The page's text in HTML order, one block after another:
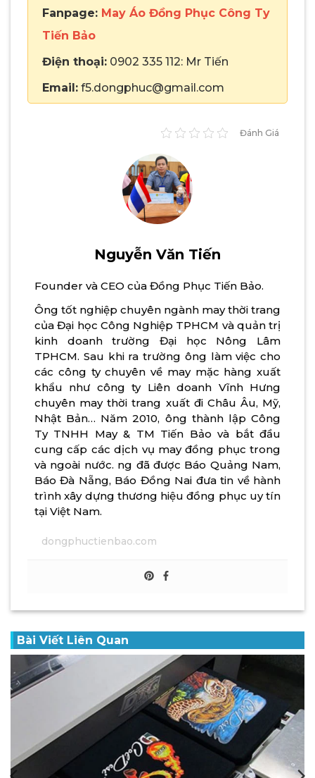
Fanpage: May Áo Đồng Phục Công Ty
Tiến Bảo
Điện thoại: 0902 335 112: Mr Tiến
Email: f5.dongphuc@gmail.com
Đánh Giá
Nguyễn Văn Tiến
Founder và CEO của Đồng Phục Tiến Bảo.
Ông tốt nghiệp chuyên ngành may thời trang
của Đại học Công Nghiệp TPHCM và quản trị
kinh doanh trường Đại học Nông Lâm
TPHCM. Sau khi ra trường ông làm việc cho
các công ty chuyên về may mặc hàng xuất
khẩu như công ty Liên doanh Vĩnh Hưng
chuyên may thời trang xuất đi Châu Âu, Mỹ,
Nhật Bản… Năm 2010, ông thành lập Công
Ty TNHH May & TM Tiến Bảo và bắt đầu
cung cấp các dịch vụ may đồng phục trong
và ngoài nước. ng đã được Báo Quảng Nam,
Báo Đà Nẵng, Báo Đồng Nai đưa tin về hành
trình xây dựng thương hiệu đồng phục uy tín
tại Việt Nam.
dongphuctienbao.com
Bài Viết Liên Quan